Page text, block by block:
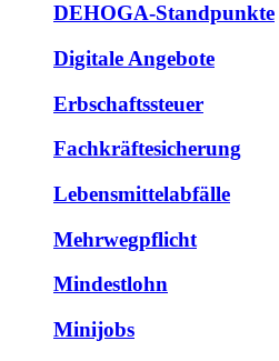
DEHOGA-Standpunkte
Digitale Angebote
Erbschaftssteuer
Fachkräftesicherung
Lebensmittelabfälle
Mehrwegpflicht
Mindestlohn
Minijobs